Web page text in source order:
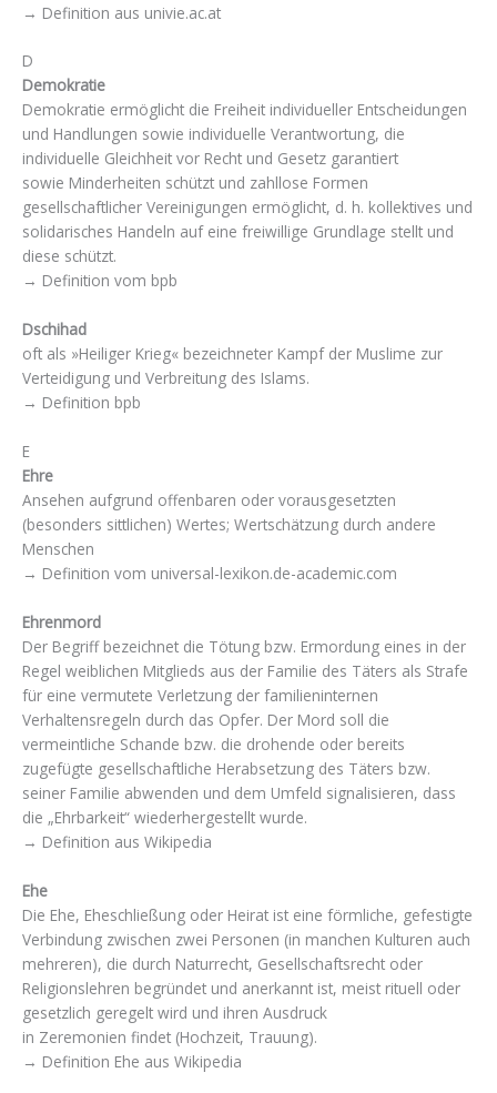
→ Definition aus univie.ac.at
D
Demokratie
Demokratie ermöglicht die Freiheit individueller Entscheidungen
und Handlungen sowie individuelle Verantwortung, die
individuelle Gleichheit vor Recht und Gesetz garantiert
sowie Minderheiten schützt und zahllose Formen
gesellschaftlicher Vereinigungen ermöglicht, d. h. kollektives und
solidarisches Handeln auf eine freiwillige Grundlage stellt und
diese schützt.
→ Definition vom bpb
Dschihad
oft als »Heiliger Krieg« bezeichneter Kampf der Muslime zur
Verteidigung und Verbreitung des Islams.
→ Definition bpb
E
Ehre
Ansehen aufgrund offenbaren oder vorausgesetzten
(besonders sittlichen) Wertes; Wertschätzung durch andere
Menschen
→ Definition vom universal-lexikon.de-academic.com
Ehrenmord
Der Begriff bezeichnet die Tötung bzw. Ermordung eines in der
Regel weiblichen Mitglieds aus der Familie des Täters als Strafe
für eine vermutete Verletzung der familieninternen
Verhaltensregeln durch das Opfer. Der Mord soll die
vermeintliche Schande bzw. die drohende oder bereits
zugefügte gesellschaftliche Herabsetzung des Täters bzw.
seiner Familie abwenden und dem Umfeld signalisieren, dass
die „Ehrbarkeit“ wiederhergestellt wurde.
→ Definition aus Wikipedia
Ehe
Die Ehe, Eheschließung oder Heirat ist eine förmliche, gefestigte
Verbindung zwischen zwei Personen (in manchen Kulturen auch
mehreren), die durch Naturrecht, Gesellschaftsrecht oder
Religionslehren begründet und anerkannt ist, meist rituell oder
gesetzlich geregelt wird und ihren Ausdruck
in Zeremonien findet (Hochzeit, Trauung).
→ Definition Ehe aus Wikipedia